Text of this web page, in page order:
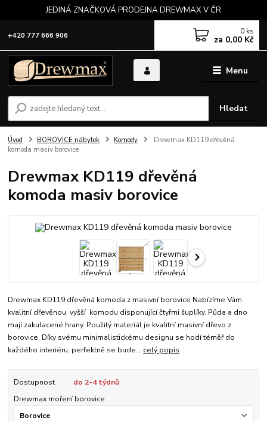
JEDINÁ ZNAČKOVÁ PRODEJNA DREWMAX V ČR
Menu
Hledat
+420 777 666 906 0 ks
za 0,00 Kč
Úvod BOROVICE nábytek Komody
Drewmax KD119 dřevěná
komoda masiv borovice
Drewmax KD119 dřevěná
komoda masiv borovice
Drewmax KD119 dřevěná komoda z masivní borovice Nabízíme Vám
kvalitní dřevěnou vyšší komodu disponující čtyřmi šuplíky. Půda a dno
mají zakulacené hrany. Použitý materiál je kvalitní masivní dřevo z
borovice. Díky svému minimalistickému designu se hodí téměř do
každého interiéru, perfektně se bude... celý popis
Dostupnost
do 2-4 týdnů
Drewmax moření borovice